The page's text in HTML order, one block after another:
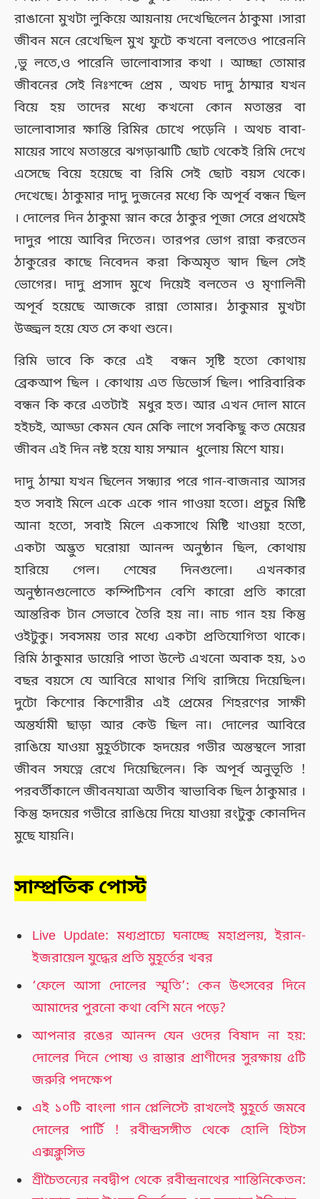
রাঙানো মুখটা লুকিয়ে আয়নায় দেখেছিলেন ঠাকুমা ।সারা
জীবন মনে রেখেছিল মুখ ফুটে কখনো বলতেও পারেননি
,ভু লতে,ও পারেনি ভালোবাসার কথা । আচ্ছা তোমার
জীবনের সেই নিঃশব্দে প্রেম , অথচ দাদু ঠাম্মার যখন
বিয়ে হয় তাদের মধ্যে কখনো কোন মতান্তর বা
ভালোবাসার ক্ষান্তি রিমির চোখে পড়েনি । অথচ বাবা-
মায়ের সাথে মতান্তরে ঝগড়াঝাটি ছোট থেকেই রিমি দেখে
এসেছে বিয়ে হয়েছে বা রিমি সেই ছোট বয়স থেকে।
দেখেছে। ঠাকুমার দাদু দুজনের মধ্যে কি অপূর্ব বন্ধন ছিল
। দোলের দিন ঠাকুমা স্নান করে ঠাকুর পূজা সেরে প্রথমেই
দাদুর পায়ে আবির দিতেন। তারপর ভোগ রান্না করতেন
ঠাকুরের কাছে নিবেদন করা কিঅমৃত স্বাদ ছিল সেই
ভোগের। দাদু প্রসাদ মুখে দিয়েই বলতেন ও মৃণালিনী
অপূর্ব হয়েছে আজকে রান্না তোমার। ঠাকুমার মুখটা
উজ্জ্বল হয়ে যেত সে কথা শুনে।
রিমি ভাবে কি করে এই বন্ধন সৃষ্টি হতো কোথায়
ব্রেকআপ ছিল । কোথায় এত ডিভোর্স ছিল। পারিবারিক
বন্ধন কি করে এতটাই মধুর হত। আর এখন দোল মানে
হইচই, আড্ডা কেমন যেন মেকি লাগে সবকিছু কত মেয়ের
জীবন এই দিন নষ্ট হয়ে যায় সম্মান ধুলোয় মিশে যায়।
দাদু ঠাম্মা যখন ছিলেন সন্ধ্যার পরে গান-বাজনার আসর
হত সবাই মিলে একে একে গান গাওয়া হতো। প্রচুর মিষ্টি
আনা হতো, সবাই মিলে একসাথে মিষ্টি খাওয়া হতো,
একটা অদ্ভুত ঘরোয়া আনন্দ অনুষ্ঠান ছিল, কোথায়
হারিয়ে গেল। শেষের দিনগুলো। এখনকার
অনুষ্ঠানগুলোতে কম্পিটিশন বেশি কারো প্রতি কারো
আন্তরিক টান সেভাবে তৈরি হয় না। নাচ গান হয় কিন্তু
ওইটুকু। সবসময় তার মধ্যে একটা প্রতিযোগিতা থাকে।
রিমি ঠাকুমার ডায়েরি পাতা উল্টে এখনো অবাক হয়, ১৩
বছর বয়সে যে আবিরে মাথার শিথি রাঙ্গিয়ে দিয়েছিল।
দুটো কিশোর কিশোরীর এই প্রেমের শিহরণের সাক্ষী
অন্তর্যামী ছাড়া আর কেউ ছিল না। দোলের আবিরে
রাঙিয়ে যাওয়া মুহূর্তটাকে হৃদয়ের গভীর অন্তস্থলে সারা
জীবন সযত্নে রেখে দিয়েছিলেন। কি অপূর্ব অনুভূতি !
পরবর্তীকালে জীবনযাত্রা অতীব স্বাভাবিক ছিল ঠাকুমার ।
কিন্তু হৃদয়ের গভীরে রাঙিয়ে দিয়ে যাওয়া রংটুকু কোনদিন
মুছে যায়নি।
সাম্প্রতিক পোস্ট
Live Update: মধ্যপ্রাচ্যে ঘনাচ্ছে মহাপ্রলয়, ইরান-
ইজরায়েল যুদ্ধের প্রতি মুহূর্তের খবর
‘ফেলে আসা দোলের স্মৃতি’: কেন উৎসবের দিনে
আমাদের পুরনো কথা বেশি মনে পড়ে?
আপনার রঙের আনন্দ যেন ওদের বিষাদ না হয়:
দোলের দিনে পোষ্য ও রাস্তার প্রাণীদের সুরক্ষায় ৫টি
জরুরি পদক্ষেপ
এই ১০টি বাংলা গান প্লেলিস্টে রাখলেই মুহূর্তে জমবে
দোলের পার্টি ! রবীন্দ্রসঙ্গীত থেকে হোলি হিটস
এক্সক্লুসিভ
শ্রীচৈতন্যের নবদ্বীপ থেকে রবীন্দ্রনাথের শান্তিনিকেতন: